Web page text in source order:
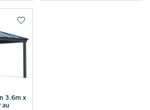
3.6m x
Zur Wunschliste hinzufügen